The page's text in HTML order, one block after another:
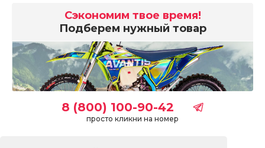
Сэкономим твое время!
Подберем нужный товар
8 (800) 100-90-42
просто кликни на номер